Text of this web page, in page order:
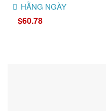
HẰNG NGÀY
$60.78